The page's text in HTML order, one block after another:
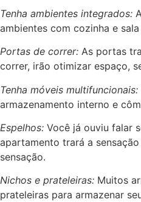
Tenha ambientes integrados:
ambientes com cozinha e
Portas de correr: As portas
correr, irão otimizar espaço,
Tenha móveis multifuncionais:
armazenamento interno e
Espelhos: Você já ouviu falar
apartamento trará a
sensação.
Nichos e prateleiras: Muitos
prateleiras para armazenar